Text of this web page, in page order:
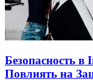
Безопасность
Повлиять на